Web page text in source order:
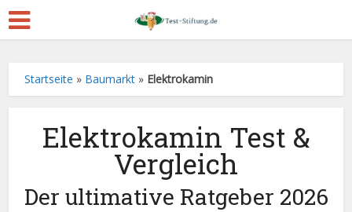
Startseite » Baumarkt » Elektrokamin
Elektrokamin Test &
Vergleich
Der ultimative Ratgeber 2026